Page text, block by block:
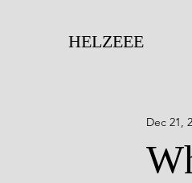
HELZEEE
Dec 21,